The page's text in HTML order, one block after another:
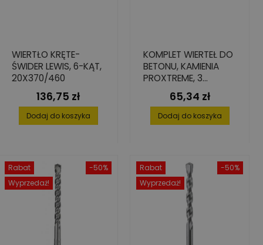
WIERTŁO KRĘTE-
ŚWIDER LEWIS, 6-KĄT,
20X370/460
Cena
136,75 zł
Dodaj do koszyka
KOMPLET WIERTEŁ DO
BETONU, KAMIENIA
PROXTREME, 3
ELEMENTY: 5/6/8
Cena
65,34 zł
Dodaj do koszyka
-50%
Rabat
Wyprzedaż!
-50%
Rabat
Wyprzedaż!